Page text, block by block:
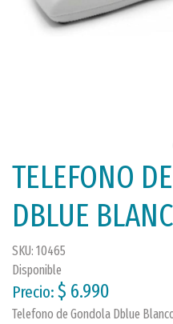
TELEFONO
DBLUE
SKU: 10465
Disponible
Precio: $ 6.990
Telefono de Gondola Dblue